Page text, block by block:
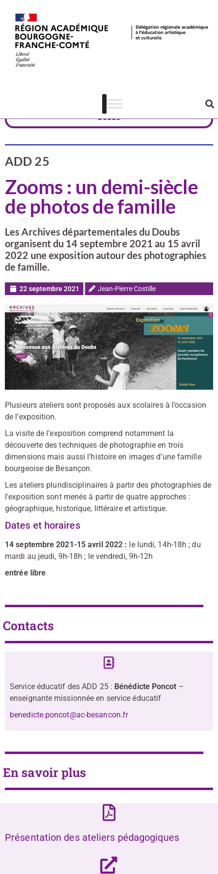
Doubs
ADD 25
Zooms : un demi-siècle
de photos de famille
Les Archives départementales du Doubs
organisent du 14 septembre 2021 au 15 avril
2022 une exposition autour des photographies
de famille.
22 septembre 2021 Jean-Pierre Costille
Plusieurs ateliers sont proposés aux scolaires à l’occasion
de l’exposition.
La visite de l’exposition comprend notamment la
découverte des techniques de photographie en trois
dimensions mais aussi l’histoire en images d’une famille
bourgeoise de Besançon.
Les ateliers pluridisciplinaires à partir des photographies de
l’exposition sont menés à partir de quatre approches :
géographique, historique, littéraire et artistique.
Dates et horaires
14 septembre 2021-15 avril 2022 : le lundi, 14h-18h ; du
mardi au jeudi, 9h-18h ; le vendredi, 9h-12h
entrée libre
Contacts
Service éducatif des ADD 25 : Bénédicte Poncot –
enseignante missionnée en service éducatif
benedicte.poncot@ac-besancon.fr
En savoir plus
Présentation des ateliers pédagogiques